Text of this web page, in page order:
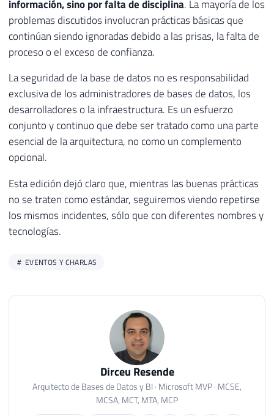
información, sino por falta de disciplina. La mayoría de los
problemas discutidos involucran prácticas básicas que
continúan siendo ignoradas debido a las prisas, la falta de
proceso o el exceso de confianza.
La seguridad de la base de datos no es responsabilidad
exclusiva de los administradores de bases de datos, los
desarrolladores o la infraestructura. Es un esfuerzo
conjunto y continuo que debe ser tratado como una parte
esencial de la arquitectura, no como un complemento
opcional.
Esta edición dejó claro que, mientras las buenas prácticas
no se traten como estándar, seguiremos viendo repetirse
los mismos incidentes, sólo que con diferentes nombres y
tecnologías.
EVENTOS Y CHARLAS
Dirceu Resende
Arquitecto de Bases de Datos y BI · Microsoft MVP · MCSE,
MCSA, MCT, MTA, MCP